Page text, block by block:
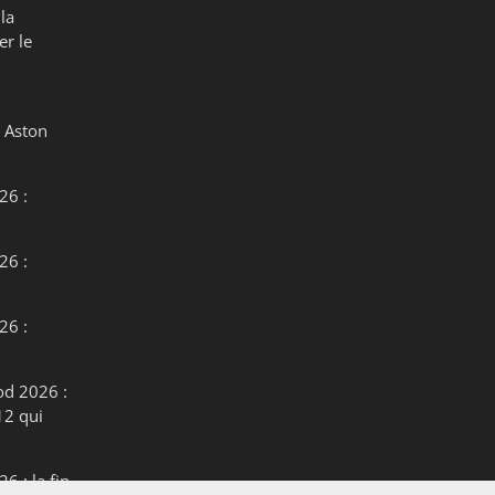
le
:
:
:
2026 :
qui
: la fin